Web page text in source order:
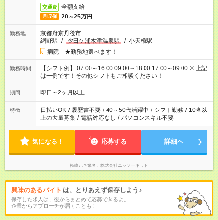
交通費 全額支給
月収例 20～25万円
勤務地
京都府京丹後市
網野駅 / 夕日ケ浦木津温泉駅 / 小天橋駅
病院 ★勤務地選べます！
勤務時間
【シフト例】 07:00～16:00 09:00～18:00 17:00～09:00 ※ 上記
は一例です！その他シフトもご相談ください！
期間 即日～2ヶ月以上
特徴 日払いOK / 履歴書不要 / 40～50代活躍中 / シフト勤務 / 10名以
上の大量募集 / 電話対応なし / パソコンスキル不要
気になる！ 応募する 詳細へ
掲載元企業名 株式会社ニッソーネット
興味のあるバイト は、とりあえず保存しよう♪
保存した求人は、後からまとめて応募できるよ。
企業からアプローチが届くことも！